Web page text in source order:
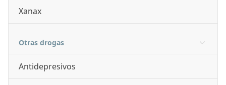
Xanax
Otras drogas
Antidepresivos